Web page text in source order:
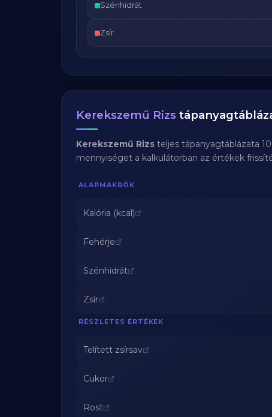
Szénhidrát
Zsír
Kerekszemű Rizs
Kerekszemű Rizs teljes tápanyagtáblázata
mennyiséget a kalkulátorban az értékek
ALAPMAKRÓK
Kalória (kcal)
Fehérje
Szénhidrát
Zsír
RÉSZLETES ÉRTÉKEK
Telített zsírsav
Cukor
Rost